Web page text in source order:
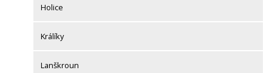
Holice
Králíky
Lanškroun